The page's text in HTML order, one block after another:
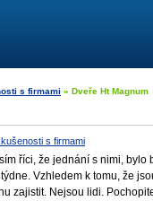
s firmami » Dveře Ht Magnum
s firmami
říci, že jednání s nimi, bylo
Vzhledem k tomu, že
zajistit. Nejsou lidi.